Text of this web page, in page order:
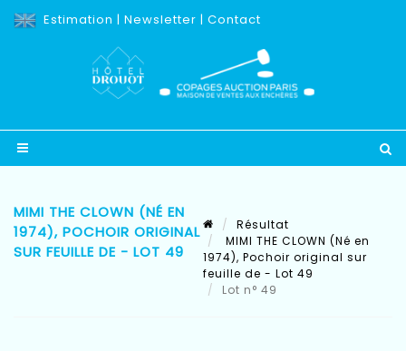
Estimation | Newsletter | Contact
MIMI THE CLOWN (NÉ EN
1974), POCHOIR ORIGINAL
SUR FEUILLE DE - LOT 49
Résultat
MIMI THE CLOWN (Né en
1974), Pochoir original sur
feuille de - Lot 49
Lot n° 49